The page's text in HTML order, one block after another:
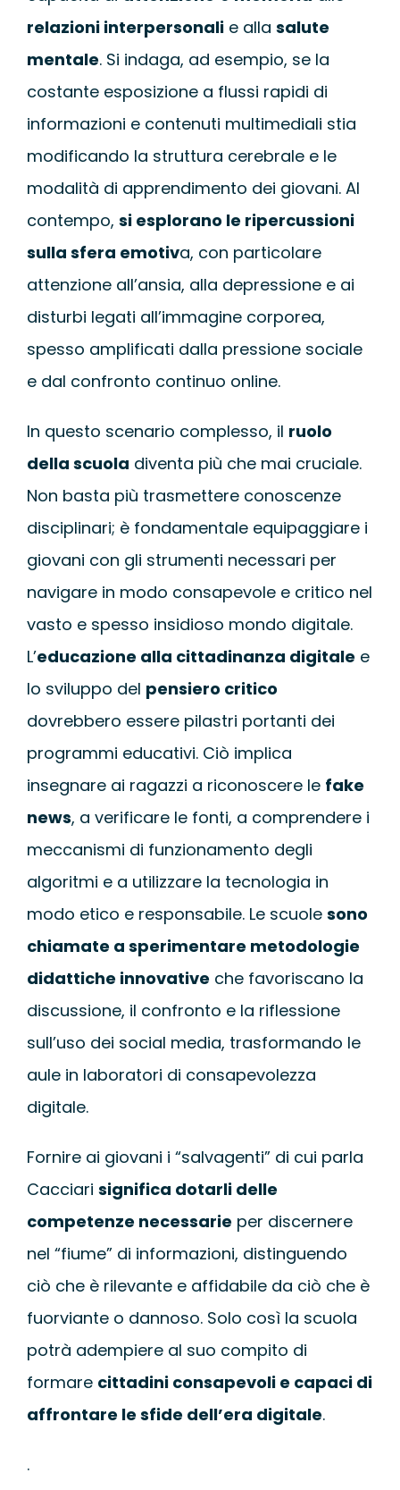
relazioni interpersonalie alla salute
mentale. Si indaga, ad esempio, se la
costante esposizione a flussi rapidi di
informazioni e contenuti multimediali stia
modificando la struttura cerebrale e le
modalità di apprendimento dei giovani. Al
contempo, si esplorano le ripercussioni
sulla sfera emotiva, con particolare
attenzione all’ansia, alla depressione e ai
disturbi legati all’immagine corporea,
spesso amplificati dalla pressione sociale
e dal confronto continuo online.
In questo scenario complesso, il ruolo
della scuola diventa più che mai cruciale.
Non basta più trasmettere conoscenze
disciplinari; è fondamentale equipaggiare i
giovani con gli strumenti necessari per
navigare in modo consapevole e critico nel
vasto e spesso insidioso mondo digitale.
L’educazione alla cittadinanza digitale e
lo sviluppo del pensiero critico
dovrebbero essere pilastri portanti dei
programmi educativi. Ciò implica
insegnare ai ragazzi a riconoscere le fake
news, a verificare le fonti, a comprendere i
meccanismi di funzionamento degli
algoritmi e a utilizzare la tecnologia in
modo etico e responsabile. Le scuole sono
chiamate a sperimentare metodologie
didattiche innovative che favoriscano la
discussione, il confronto e la riflessione
sull’uso dei social media, trasformando le
aule in laboratori di consapevolezza
digitale.
Fornire ai giovani i “salvagenti” di cui parla
Cacciari significa dotarli delle
competenze necessarie per discernere
nel “fiume” di informazioni, distinguendo
ciò che è rilevante e affidabile da ciò che è
fuorviante o dannoso. Solo così la scuola
potrà adempiere al suo compito di
formare cittadini consapevoli e capaci di
affrontare le sfide dell’era digitale.
.